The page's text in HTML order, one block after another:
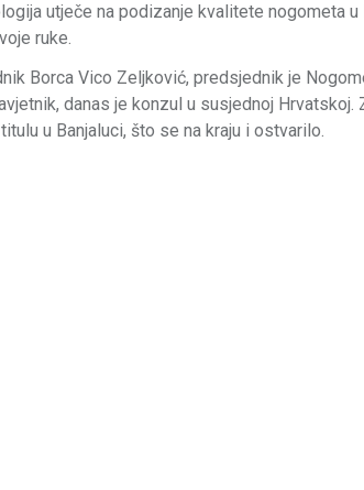
utječe na podizanje kvalitete nogometa
ruke.
Borca Vico Zeljković, predsjednik je
danas je konzul u susjednoj
u Banjaluci, što se na kraju i ostvarilo.